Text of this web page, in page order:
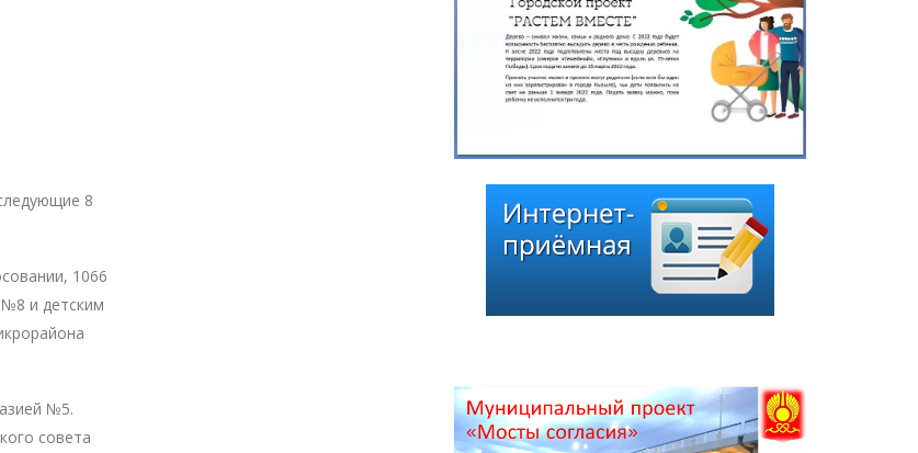
8
1066
и детским
№5.
совета